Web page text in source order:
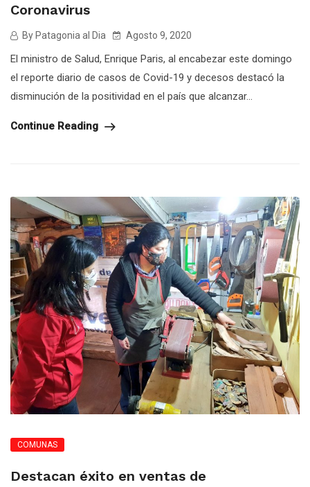
Coronavirus
By Patagonia al Dia Agosto 9, 2020
El ministro de Salud, Enrique Paris, al encabezar este domingo
el reporte diario de casos de Covid-19 y decesos destacó la
disminución de la positividad en el país que alcanzar...
Continue Reading
COMUNAS
Destacan éxito en ventas de